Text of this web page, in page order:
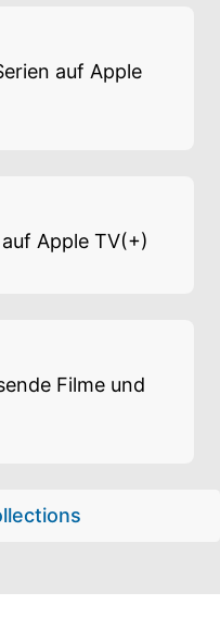
auf Apple
Apple TV(+)
Filme und